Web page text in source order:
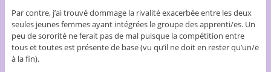
Par contre, j’ai trouvé dommage la rivalité exacerbée entre les deux
seules jeunes femmes ayant intégrées le groupe des apprenti/es. Un
peu de sororité ne ferait pas de mal puisque la compétition entre
tous et toutes est présente de base (vu qu’il ne doit en rester qu’un/e
à la fin).